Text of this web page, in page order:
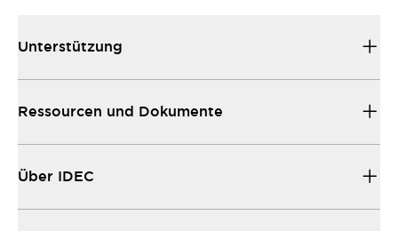
Unterstützung
Ressourcen und Dokumente
Über IDEC